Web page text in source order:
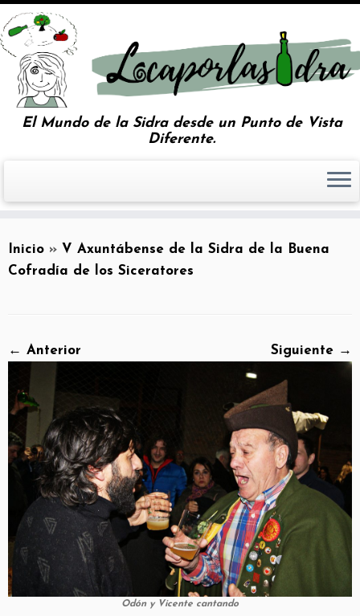
El Mundo de la Sidra desde un Punto de Vista
Diferente.
Inicio » V Axuntábense de la Sidra de la Buena
Cofradía de los Siceratores
← Anterior Siguiente →
Odón y Vicente cantando